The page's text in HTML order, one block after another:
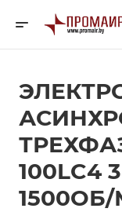
100LC4
1500ОБ/